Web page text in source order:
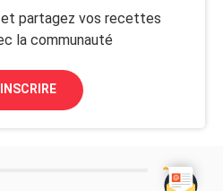
et partagez vos recettes
la communauté